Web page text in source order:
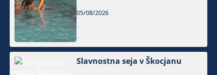
05/08/2026
Slavnostna seja v Škocjanu